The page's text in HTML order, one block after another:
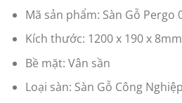
đánhMã sản phẩm: Sàn Gỗ Pergo
Kích thước: 1200 x 190 x 8mm
Bề mặt: Vân sần
Loại sàn: Sàn Gỗ Công Nghiệp